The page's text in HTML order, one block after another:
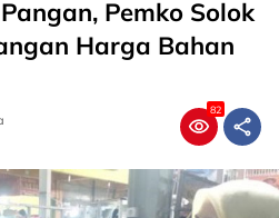
Pemko Solok
Harga Bahan
82